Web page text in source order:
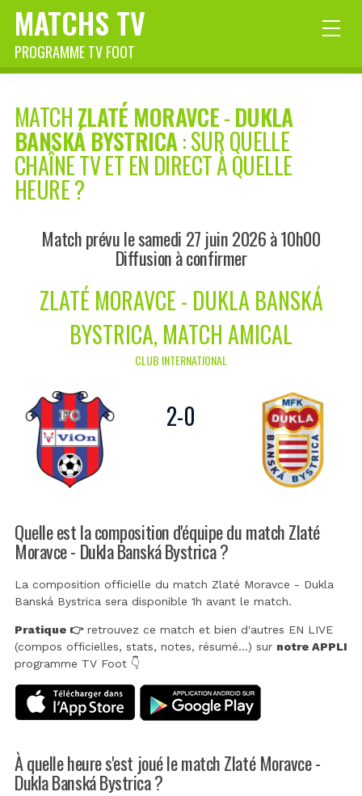
MATCHS TV
PROGRAMME TV FOOT
MATCHZLATÉ MORAVCE-DUKLA
BANSKÁ BYSTRICA: SUR QUELLE
CHAÎNE TV ET EN DIRECT À QUELLE
HEURE ?
Match prévu le samedi 27 juin 2026 à 10h00
Diffusion à confirmer
ZLATÉ MORAVCE - DUKLA BANSKÁ
BYSTRICA, MATCH AMICAL
CLUB INTERNATIONAL
2-0
Quelle est la composition d'équipe du match Zlaté
Moravce - Dukla Banská Bystrica ?
La composition officielle du match Zlaté Moravce - Dukla
Banská Bystrica sera disponible 1h avant le match.
Pratique 👉retrouvez ce match et bien d'autres EN LIVE
(compos officielles, stats, notes, résumé...) sur notre APPLI
programme TV Foot 👇
À quelle heure s'est joué le match Zlaté Moravce -
Dukla Banská Bystrica ?